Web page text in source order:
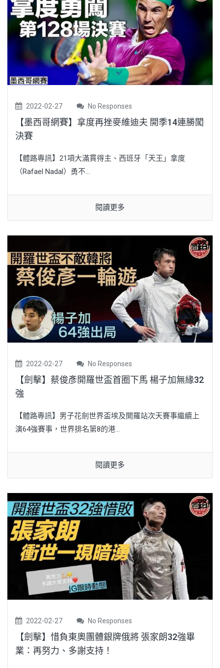
2022-02-27 No Responses
【墨西哥網賽】拿度再挫麥維迪夫 開季14連勝闖
決賽
【體路專訊】21項大滿貫得主、西班牙「天王」拿度
（Rafael Nadal）勇不...
閱讀更多
2022-02-27 No Responses
【劍擊】蔡俊彥開羅世盃首圈下馬 楊子加無緣32
強
【體路專訊】男子花劍世界盃埃及開羅站次天賽事繼續上
演64強賽事，世界排名第8的港...
閱讀更多
2022-02-27 No Responses
【劍擊】惜負東奧團體銀牌俄將 張家朗32強畢
業：再努力、多謝支持！